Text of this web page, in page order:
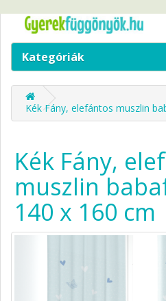
Kategóriák
Kék Fány, elefántos muszlin
Kék Fány,
muszlin
140 x 160 cm